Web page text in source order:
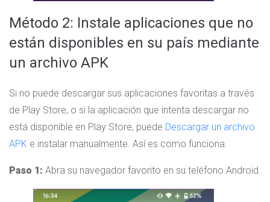
Método 2: Instale aplicaciones que no
están disponibles en su país mediante
un archivo APK
Si no puede descargar sus aplicaciones favoritas a través
de Play Store, o si la aplicación que intenta descargar no
está disponible en Play Store, puede Descargar un archivo
APK e instalar manualmente. Así es como funciona.
Paso 1: Abra su navegador favorito en su teléfono Android.